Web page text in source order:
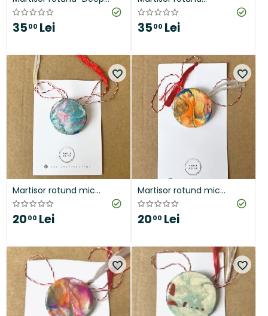
Earth"
3500 Lei
"Summery"
3500 Lei
Martisor rotund mic
"Spring"
2000 Lei
Martisor rotund mic
"Golden Orange"
2000 Lei